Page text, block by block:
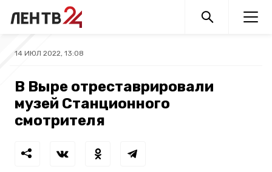
14 ИЮЛ 2022, 13:08
В Выре отреставрировали
музей Станционного
смотрителя